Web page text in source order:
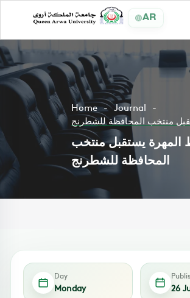
AR
Home
Journal
منتخب المحافظة للشطرنج
المهرة يستقبل منتخب
المحافظة للشطرنج
Day
Monday 26